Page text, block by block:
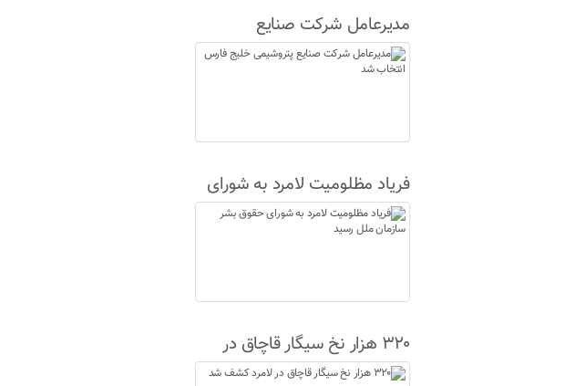
مدیرعامل شرکت صنایع
پتروشیمی خلیج فارس انتخاب
شد
فریاد مظلومیت لامرد به شورای
حقوق بشر سازمان ملل رسید
۳۲۰ هزار نخ سیگار قاچاق در
لامرد کشف شد